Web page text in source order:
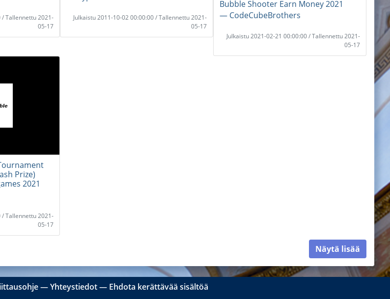
/ Tallennettu 2021-
05-17
Julkaistu 2011-10-02 00:00:00 / Tallennettu 2021-
05-17
Bubble Shooter Earn Money 2021
― CodeCubeBrothers
Julkaistu 2021-02-21 00:00:00 / Tallennettu 2021-
05-17
Prize)
2021
/ Tallennettu 2021-
05-17
Näytä lisää
―Yhteystiedot― Ehdota kerättävää sisältöä